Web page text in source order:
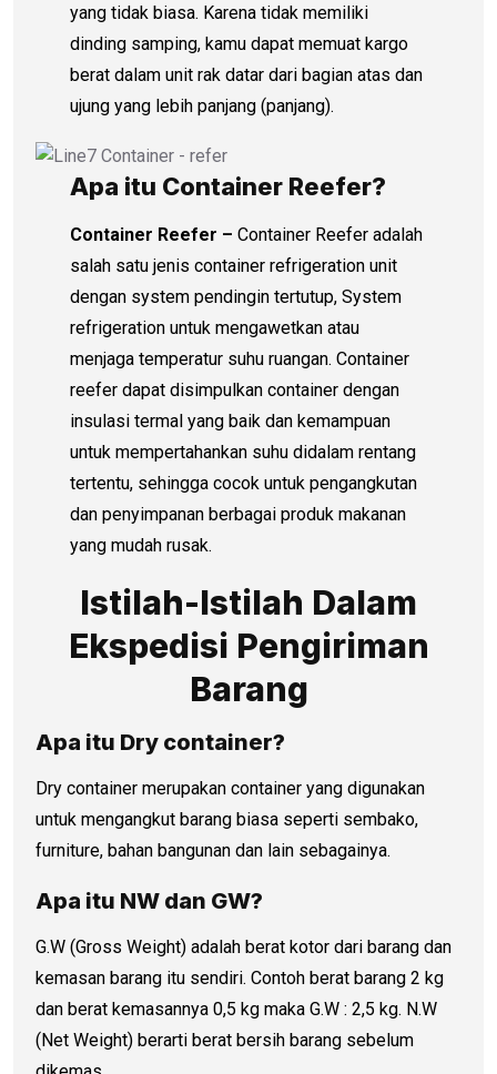
yang tidak biasa. Karena tidak memiliki
dinding samping, kamu dapat memuat kargo
berat dalam unit rak datar dari bagian atas dan
ujung yang lebih panjang (panjang).
Apa itu Container Reefer?
Container Reefer – Container Reefer adalah
salah satu jenis container refrigeration unit
dengan system pendingin tertutup, System
refrigeration untuk mengawetkan atau
menjaga temperatur suhu ruangan. Container
reefer dapat disimpulkan container dengan
insulasi termal yang baik dan kemampuan
untuk mempertahankan suhu didalam rentang
tertentu, sehingga cocok untuk pengangkutan
dan penyimpanan berbagai produk makanan
yang mudah rusak.
Istilah-Istilah Dalam
Ekspedisi Pengiriman
Barang
Apa itu Dry container?
Dry container merupakan container yang digunakan
untuk mengangkut barang biasa seperti sembako,
furniture, bahan bangunan dan lain sebagainya.
Apa itu NW dan GW?
G.W (Gross Weight) adalah berat kotor dari barang dan
kemasan barang itu sendiri. Contoh berat barang 2 kg
dan berat kemasannya 0,5 kg maka G.W : 2,5 kg. N.W
(Net Weight) berarti berat bersih barang sebelum